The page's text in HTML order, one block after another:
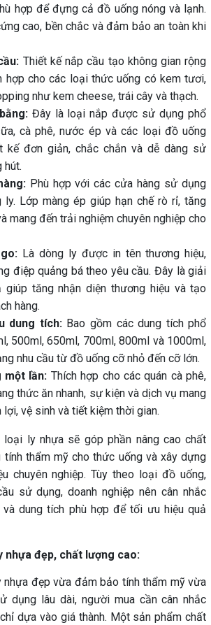
hợp để đựng cả đồ uống nóng và lạnh.
cao, bền chắc và đảm bảo an toàn khi
Thiết kế nắp cầu tạo không gian rộng
hợp cho các loại thức uống có kem tươi,
như kem cheese, trái cây và thạch.
Đây là loại nắp được sử dụng phổ
cà phê, nước ép và các loại đồ uống
kế đơn giản, chắc chắn và dễ dàng sử
hút.
Phù hợp với các cửa hàng sử dụng
ly. Lớp màng ép giúp hạn chế rò rỉ, tăng
mang đến trải nghiệm chuyên nghiệp cho
Là dòng ly được in tên thương hiệu,
điệp quảng bá theo yêu cầu. Đây là giải
giúp tăng nhận diện thương hiệu và tạo
hàng.
dung tích:Bao gồm các dung tích phổ
500ml, 650ml, 700ml, 800ml và 1000ml,
nhu cầu từ đồ uống cỡ nhỏ đến cỡ lớn.
một lần: Thích hợp cho các quán cà phê,
thức ăn nhanh, sự kiện và dịch vụ mang
vệ sinh và tiết kiệm thời gian.
loại ly nhựa sẽ góp phần nâng cao chất
tính thẩm mỹ cho thức uống và xây dựng
chuyên nghiệp. Tùy theo loại đồ uống,
sử dụng, doanh nghiệp nên cân nhắc
và dung tích phù hợp để tối ưu hiệu quả
nhựa đẹp, chất lượng cao:
đẹp vừa đảm bảo tính thẩm mỹ vừa
dụng lâu dài, người mua cần cân nhắc
dựa vào giá thành. Một sản phẩm chất